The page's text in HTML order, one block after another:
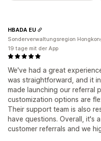
We've had a great
was straightforward, and it
made launching our referral
customization options are
Their support team is also
have questions. Overall, it's
customer referrals and we
HBADA EU
Sonderverwaltungsregion
19 tage mit der App